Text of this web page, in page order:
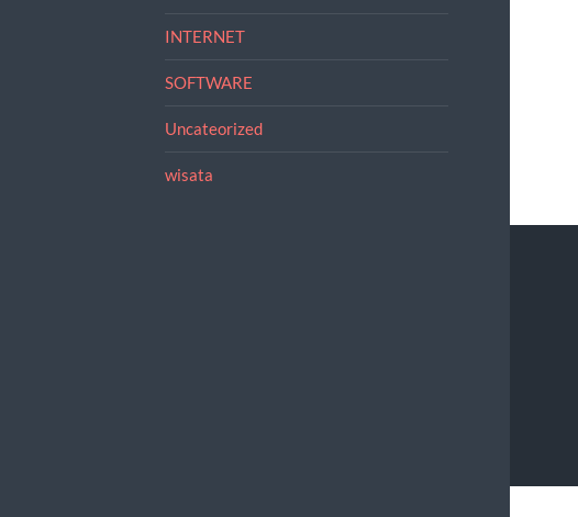
INTERNET
SOFTWARE
Uncateorized
wisata